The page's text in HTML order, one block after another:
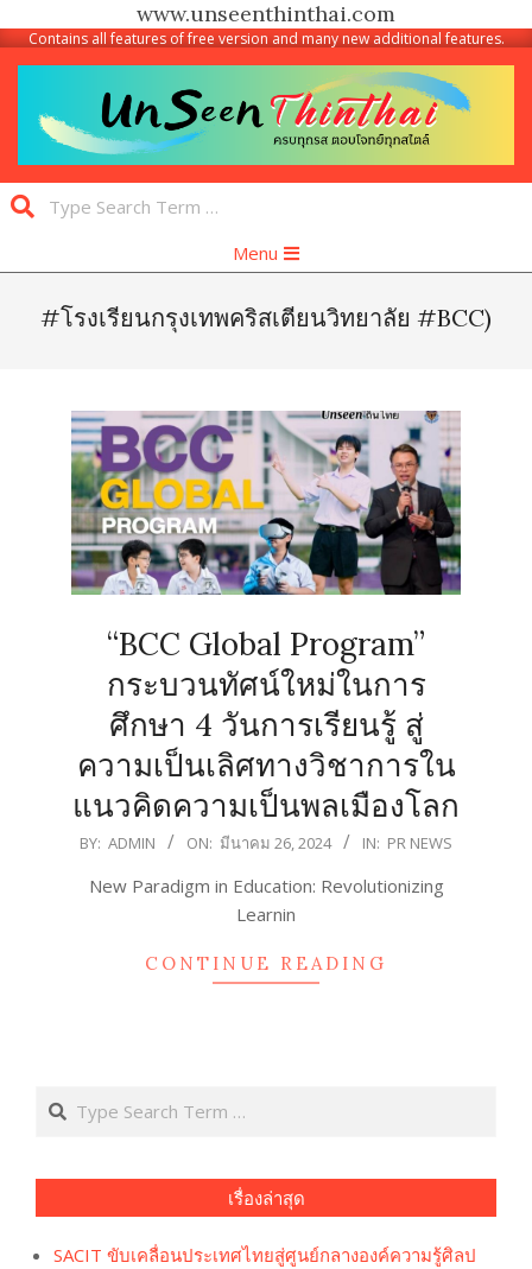
www.unseenthinthai.com
SkipContains all features of free version and many new additional features.
Unseen
Thinthai
Navigation
Menu
#โรงเรียนกรุงเทพคริสเตียนวิทยาลัย #BCC)
“BCC Global Program”
กระบวนทัศน์ใหม่ในการ
ศึกษา 4 วันการเรียนรู้ สู่
ความเป็นเลิศทางวิชาการใน
แนวคิดความเป็นพลเมืองโลก
2024-
26
BY: ADMIN ON: มีนาคม 26, 2024 IN: PR NEWS
New Paradigm in Education: Revolutionizing
Learnin
CONTINUE READING
Search
เรื่องล่าสุด
SACIT ขับเคลื่อนประเทศไทยสู่ศูนย์กลางองค์ความรู้ศิลป